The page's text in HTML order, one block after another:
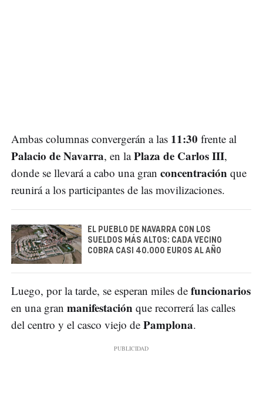
Ambas columnas convergerán a las 11:30 frente al
Palacio de Navarra, en laPlaza de Carlos III,
donde se llevará a cabo una gran concentración que
reunirá a los participantes de las movilizaciones.
EL PUEBLO DE NAVARRA CON LOS
SUELDOS MÁS ALTOS: CADA VECINO
COBRA CASI 40.000 EUROS AL AÑO
Luego, por la tarde, se esperan miles de funcionarios
en una gran manifestación que recorrerá las calles
del centro y el casco viejo de Pamplona.